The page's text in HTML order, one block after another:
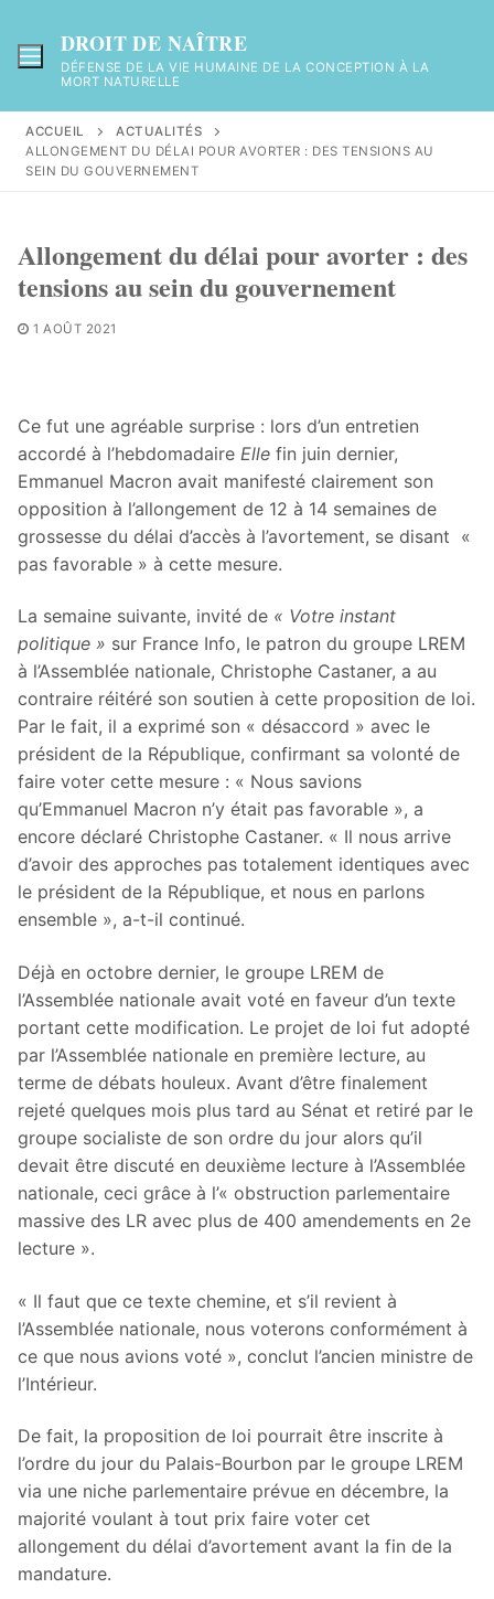
au
contenu
DROIT DE NAÎTRE
DÉFENSE DE LA VIE HUMAINE DE LA CONCEPTION À LA
MORT NATURELLE
ACCUEIL
ACTUALITÉS
ALLONGEMENT DU DÉLAI POUR AVORTER : DES TENSIONS AU
SEIN DU GOUVERNEMENT
Allongement du délai pour avorter : des
tensions au sein du gouvernement
1 AOÛT 2021
Ce fut une agréable surprise : lors d’un entretien
accordé à l’hebdomadaire Elle fin juin dernier,
Emmanuel Macron avait manifesté clairement son
opposition à l’allongement de 12 à 14 semaines de
grossesse du délai d’accès à l’​avortement, se disant «
pas favorable » à cette mesure.
La semaine suivante, invité de « Votre instant
politique » sur France Info, le patron du groupe LREM
à l’Assemblée nationale, Christophe Castaner, a au
contraire réitéré son soutien à cette proposition de loi.
Par le fait, il a exprimé son « désaccord » avec le
président de la République, confirmant sa volonté de
faire voter cette mesure : « Nous savions
qu’Emmanuel Macron n’y était pas favorable », a
encore déclaré Christophe Castaner. « Il nous arrive
d’avoir des approches pas totalement identiques avec
le président de la République, et nous en parlons
ensemble », a-t-il continué.
Déjà en octobre dernier, le groupe LREM de
l’Assemblée nationale avait voté en faveur d’un texte
portant cette modification. Le projet de loi fut adopté
par l’Assemblée nationale en première lecture, au
terme de débats houleux. Avant d’être finalement
rejeté quelques mois plus tard au Sénat et retiré par le
groupe socialiste de son ordre du jour alors qu’il
devait être discuté en deuxième lecture à l’Assemblée
nationale, ceci grâce à l’« obstruction parlementaire
massive des LR avec plus de 400 amendements en 2e
lecture ».
« Il faut que ce texte chemine, et s’il revient à
l’Assemblée nationale, nous voterons conformément à
ce que nous avions voté », conclut l’ancien ministre de
l’Intérieur.
De fait, la proposition de loi pourrait être inscrite à
l’ordre du jour du Palais-Bourbon par le groupe LREM
via une niche parlementaire prévue en décembre, la
majorité voulant à tout prix faire voter cet
allongement du délai d’avortement avant la fin de la
mandature.